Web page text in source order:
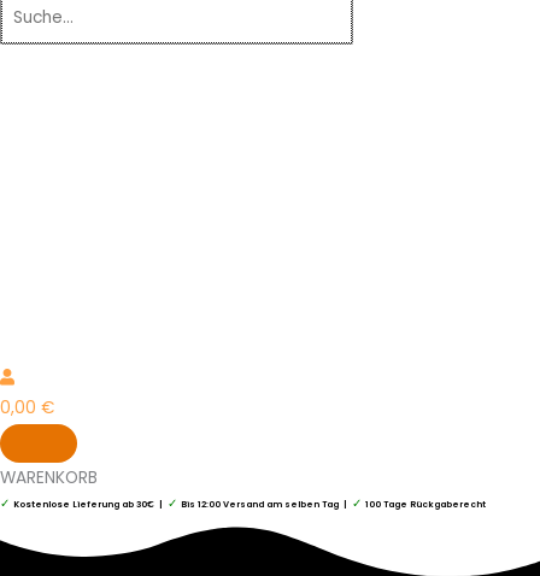
0,00 €
WARENKORB
✓ Kostenlose Lieferung ab 30€ | ✓ Bis 12:00 Versand am selben Tag | ✓ 100 Tage Rückgaberecht